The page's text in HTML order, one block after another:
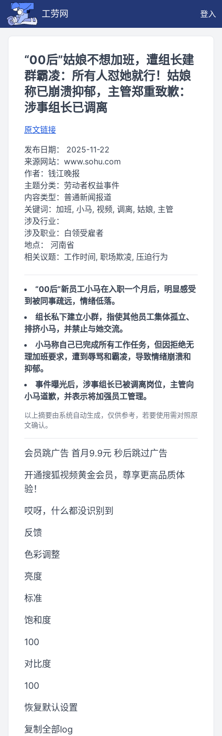
工劳网 登入
“00后”姑娘不想加班，遭组长建
群霸凌：所有人怼她就行！姑娘
称已崩溃抑郁，主管郑重致歉：
涉事组长已调离
原文链接
发布日期： 2025-11-22
来源网站： www.sohu.com
作者： 钱江晚报
主题分类： 劳动者权益事件
内容类型： 普通新闻报道
关键词： 加班, 小马, 视频, 调离, 姑娘, 主管
涉及行业：
涉及职业： 白领受雇者
地点： 河南省
相关议题： 工作时间, 职场欺凌, 压迫行为
“00后”新员工小马在入职一个月后，明显感受
到被同事疏远，情绪低落。
组长私下建立小群，指使其他员工集体孤立、
排挤小马，并禁止与她交流。
小马称自己已完成所有工作任务，但因拒绝无
理加班要求，遭到辱骂和霸凌，导致情绪崩溃和
抑郁。
事件曝光后，涉事组长已被调离岗位，主管向
小马道歉，并表示将加强员工管理。
以上摘要由系统自动生成，仅供参考，若要使用需对照原
文确认。
会员跳广告 首月9.9元 秒后跳过广告
开通搜狐视频黄金会员，尊享更高品质体
验！
哎呀，什么都没识别到
反馈
色彩调整
亮度
标准
饱和度
100
对比度
100
恢复默认设置
复制全部log